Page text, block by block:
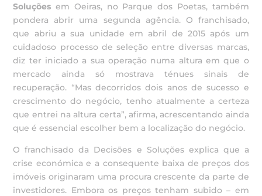
Soluções em Oeiras, no Parque dos Poetas, também
pondera abrir uma segunda agência. O franchisado,
que abriu a sua unidade em abril de 2015 após um
cuidadoso processo de seleção entre diversas marcas,
diz ter iniciado a sua operação numa altura em que o
mercado ainda só mostrava ténues sinais de
recuperação. “Mas decorridos dois anos de sucesso e
crescimento do negócio, tenho atualmente a certeza
que entrei na altura certa”, afirma, acrescentando ainda
que é essencial escolher bem a localização do negócio.
O franchisado da Decisões e Soluções explica que a
crise económica e a consequente baixa de preços dos
imóveis originaram uma procura crescente da parte de
investidores. Embora os preços tenham subido – em